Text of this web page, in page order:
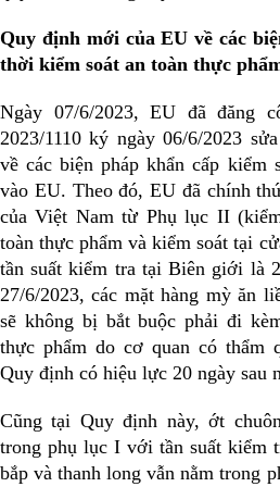
Quy định mới của EU về các
thời kiểm soát an toàn thực
Ngày 07/6/2023, EU đã đăng
2023/1110 ký ngày 06/6/2023
về các biện pháp khẩn cấp kiểm
vào EU. Theo đó, EU đã chính
của Việt Nam từ Phụ lục II
toàn thực phẩm và kiểm soát tại
tần suất kiểm tra tại Biên giới là
27/6/2023, các mặt hàng mỳ ăn
sẽ không bị bắt buộc phải đi
thực phẩm do cơ quan có thẩm
Quy định có hiệu lực 20 ngày sau
Cũng tại Quy định này, ớt
trong phụ lục I với tần suất kiểm
bắp và thanh long vẫn nằm trong